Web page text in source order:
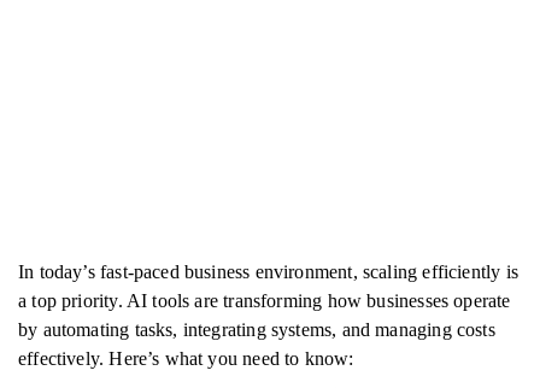
In today’s fast-paced business environment, scaling efficiently is
a top priority. AI tools are transforming how businesses operate
by automating tasks, integrating systems, and managing costs
effectively. Here’s what you need to know: